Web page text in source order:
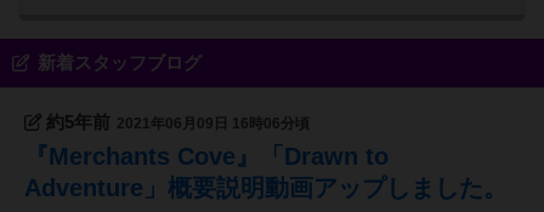
新着スタッフブログ
約5年前 2021年06月09日 16時06分頃
『Merchants Cove』「Drawn to
Adventure」概要説明動画アップしました。